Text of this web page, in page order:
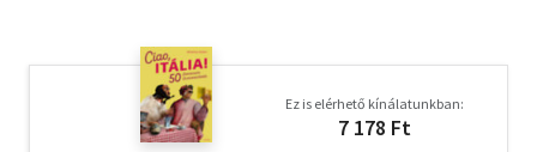
Ez is elérhető kínálatunkban:
7 178 Ft